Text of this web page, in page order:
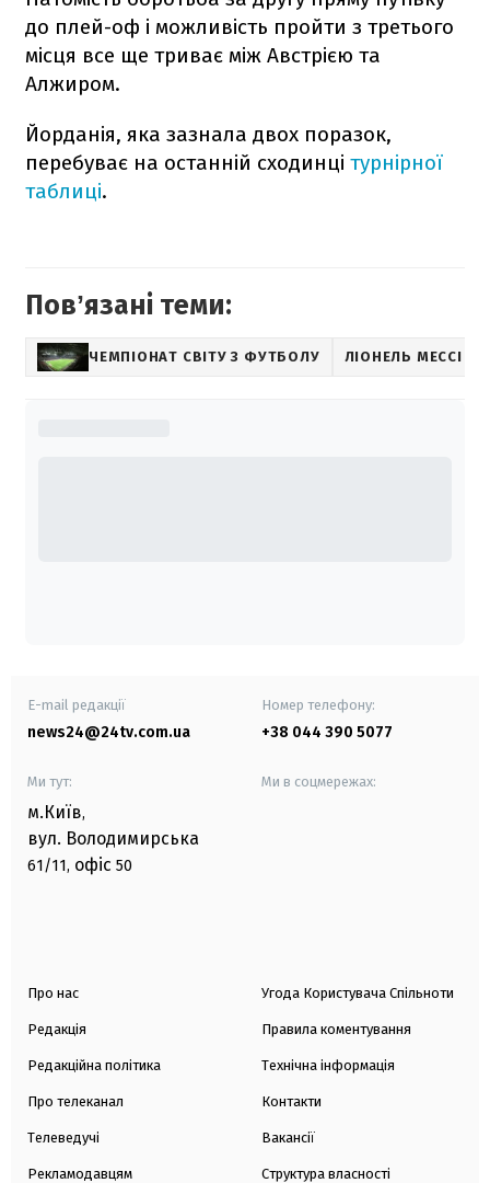
до плей-оф і можливість пройти з третього
місця все ще триває між Австрією та
Алжиром.
Йорданія, яка зазнала двох поразок,
перебуває на останній сходинці турнірної
таблиці.
Повʼязані теми:
ЧЕМПІОНАТ СВІТУ З ФУТБОЛУ ЛІОНЕЛЬ МЕССІ
E-mail редакції
news24@24tv.com.ua
Номер телефону:
+38 044 390 5077
Ми тут:
м.Київ,
вул. Володимирська
61/11, офіс 50
Ми в соцмережах:
Про нас
Редакція
Редакційна політика
Про телеканал
Телеведучі
Рекламодавцям
Угода Користувача Спільноти
Правила коментування
Технічна інформація
Контакти
Вакансії
Структура власності